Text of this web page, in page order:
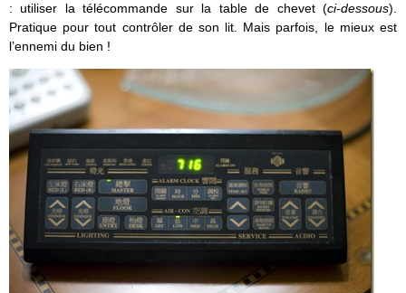
: utiliser la télécommande sur la table de chevet (ci-dessous).
Pratique pour tout contrôler de son lit. Mais parfois, le mieux est
l’ennemi du bien !